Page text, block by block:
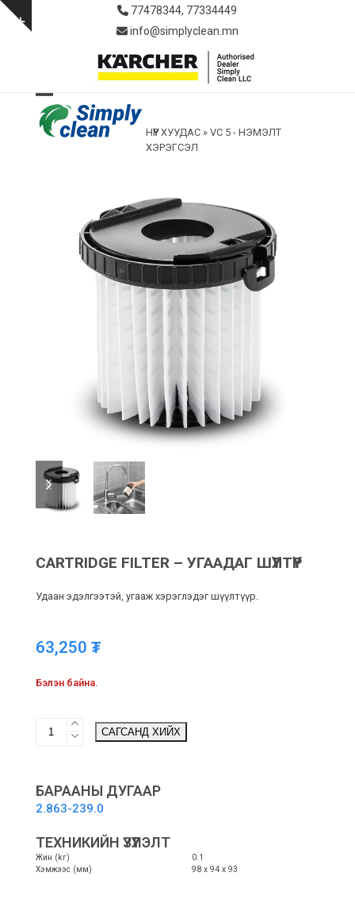
Skip
Show
77478344, 77334449
info@simplyclean.mn
Open
mobile
Close
mobile
НҮҮР ХУУДАС» VC 5 - НЭМЭЛТ
ХЭРЭГСЭЛ
previous
slide
next
slide
CARTRIDGE FILTER – УГААДАГ ШҮҮЛТҮҮР
Удаан эдэлгээтэй, угааж хэрэглэдэг шүүлтүүр.
63,250 ₮
Бэлэн байна.
Cartridge
filter
шүүлтүүр
quantity
САГСАНД ХИЙХ
БАРААНЫ ДУГААР
2.863-239.0
ТЕХНИКИЙН ҮЗҮҮЛЭЛТ
Жин (kг)
0.1
Хэмжээс (мм)
98 х 94 х 93